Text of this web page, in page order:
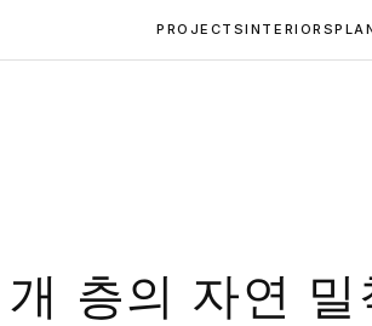
PROJECTSINTERIORS
층의 자연